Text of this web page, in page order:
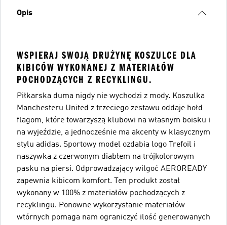
Opis
WSPIERAJ SWOJĄ DRUŻYNĘ KOSZULCE DLA
KIBICÓW WYKONANEJ Z MATERIAŁÓW
POCHODZĄCYCH Z RECYKLINGU.
Piłkarska duma nigdy nie wychodzi z mody. Koszulka
Manchesteru United z trzeciego zestawu oddaje hołd
flagom, które towarzyszą klubowi na własnym boisku i
na wyjeździe, a jednocześnie ma akcenty w klasycznym
stylu adidas. Sportowy model ozdabia logo Trefoil i
naszywka z czerwonym diabłem na trójkolorowym
pasku na piersi. Odprowadzający wilgoć AEROREADY
zapewnia kibicom komfort. Ten produkt został
wykonany w 100% z materiałów pochodzących z
recyklingu. Ponowne wykorzystanie materiałów
wtórnych pomaga nam ograniczyć ilość generowanych